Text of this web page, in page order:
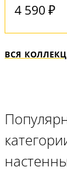
4 590 ₽
ВСЯ